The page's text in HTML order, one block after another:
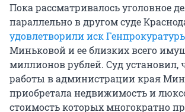
Пока рассматривалось уголовное
параллельно в другом суде
удовлетворили иск
Миньковой и ее близких всего
миллионов рублей. Суд установил,
работы в администрации края
приобретала недвижимость и
стоимость которых многократно